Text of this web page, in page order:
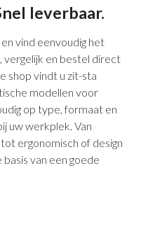
leverbaar.
vind eenvoudig het
vergelijk en bestel direct
shop vindt u zit-sta
modellen voor
op type, formaat en
uw werkplek. Van
ergonomisch of design
van een goede